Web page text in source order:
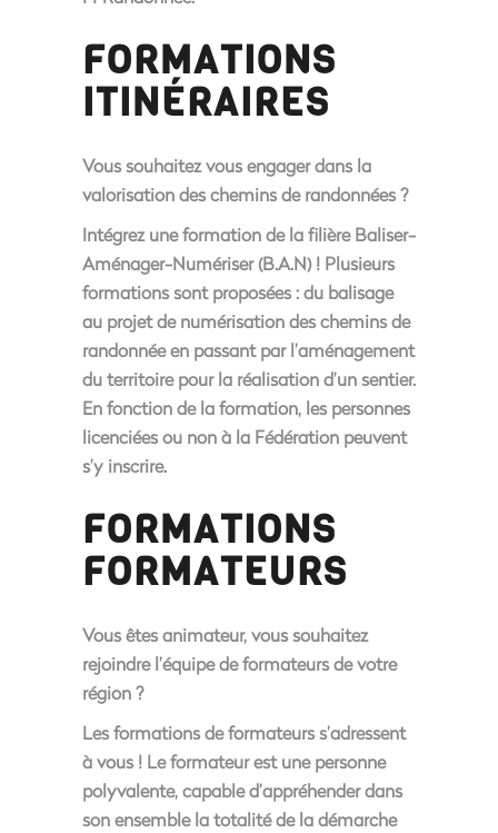
FORMATIONS
ITINÉRAIRES
Vous souhaitez vous engager dans la
valorisation des chemins de randonnées ?
Intégrez une formation de la filière Baliser-
Aménager-Numériser (B.A.N) ! Plusieurs
formations sont proposées : du balisage
au projet de numérisation des chemins de
randonnée en passant par l’aménagement
du territoire pour la réalisation d’un sentier.
En fonction de la formation, les personnes
licenciées ou non à la Fédération peuvent
s’y inscrire.
FORMATIONS
FORMATEURS
Vous êtes animateur, vous souhaitez
rejoindre l’équipe de formateurs de votre
région ?
Les formations de formateurs s’adressent
à vous ! Le formateur est une personne
polyvalente, capable d’appréhender dans
son ensemble la totalité de la démarche